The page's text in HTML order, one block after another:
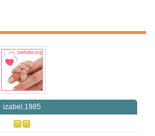
izabel.1985